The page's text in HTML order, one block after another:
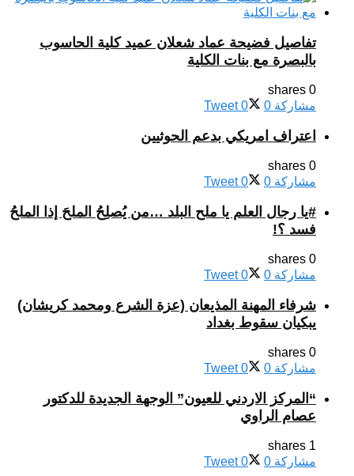
تفاصيل فضيحة عماد شعلان عميد كلية الحاسوب
بالبصرة مع بنات الكلية
0 shares
مشاركة 0
Tweet 0
اعتراف امريكي بدعم الحوثيين
0 shares
مشاركة 0
Tweet 0
#يا رجال العلم يا ملح البلد …من يُصلِحُ الملحَ إذا الملحُ
فسد ؟!
0 shares
مشاركة 0
Tweet 0
شرفاء المهنة المذيعان (عزة الشرع ومحمد كريشان)
يبكيان سقوط بغداد
0 shares
مشاركة 0
Tweet 0
“المركز الاردني للعيون” الوجهة الجديدة للدكتور
عصام الراوي
1 shares
مشاركة 0
Tweet 0